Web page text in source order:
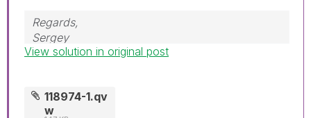
Regards,
Sergey
View solution in original post
118974-1.qv
w